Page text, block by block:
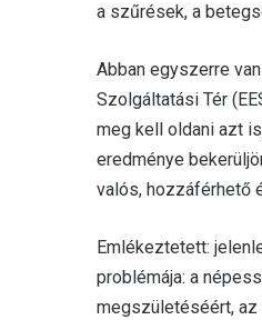
a szűrések, a
Abban egyszerre
Szolgáltatási Tér
meg kell oldani azt
eredménye
valós, hozzáférhető
Emlékeztetett:
problémája: a
megszületéséért,